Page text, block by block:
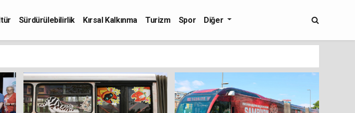
Sürdürülebilirlik Kırsal Kalkınma Turizm Spor Diğer